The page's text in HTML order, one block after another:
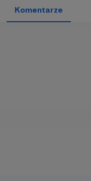
Komentarze